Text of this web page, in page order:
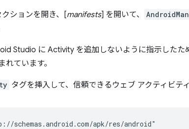
クションを開き、[manifests] を開いて、
Studio に Activity を追加しないように指示したた
ています。
タグを挿入して、信頼できるウェブ アクティビテ